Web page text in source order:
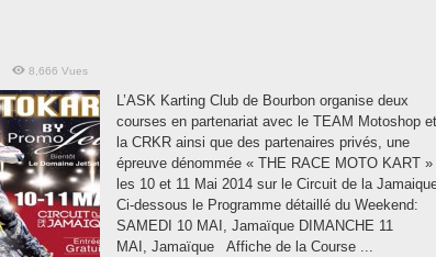
8,666 Vues
L’ASK Karting Club de Bourbon organise deux
courses en partenariat avec le TEAM Motoshop et
la CRKR ainsi que des partenaires privés, une
épreuve dénommée « THE RACE MOTO KART »
les 10 et 11 Mai 2014 sur le Circuit de la
Ci-dessous le Programme détaillé du Weekend:
SAMEDI 10 MAI, Jamaïque DIMANCHE 11
MAI, Jamaïque Affiche de la Course ...